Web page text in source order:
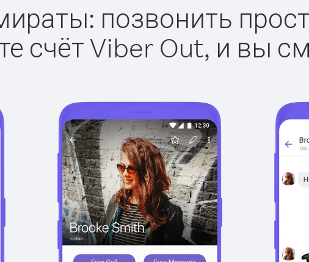
позвонить
счёт Viber Out, и вы